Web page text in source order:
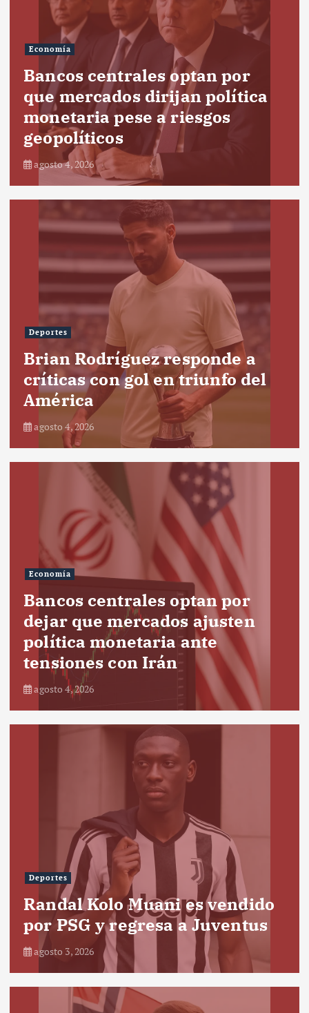
Economía
Bancos centrales optan por
que mercados dirijan política
monetaria pese a riesgos
geopolíticos
agosto 4, 2026
Deportes
Brian Rodríguez responde a
críticas con gol en triunfo del
América
agosto 4, 2026
Economía
Bancos centrales optan por
dejar que mercados ajusten
política monetaria ante
tensiones con Irán
agosto 4, 2026
Deportes
Randal Kolo Muani es vendido
por PSG y regresa a Juventus
agosto 3, 2026